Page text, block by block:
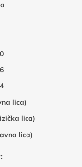
lica)
lica)
lica)